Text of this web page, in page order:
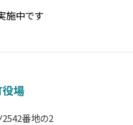
施中です
場
番地の2